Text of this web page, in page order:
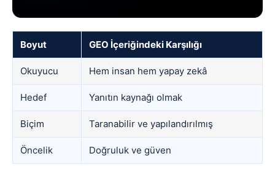
Boyut GEO İçeriğindeki Karşılığı
Okuyucu Hem insan hem yapay zekâ
Hedef Yanıtın kaynağı olmak
Biçim Taranabilir ve yapılandırılmış
Öncelik Doğruluk ve güven